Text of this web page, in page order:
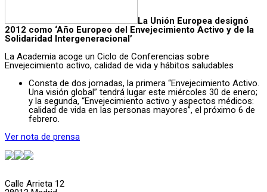
La Unión Europea designó
2012 como ‘Año Europeo del Envejecimiento Activo y de la
Solidaridad Intergeneracional’
La Academia acoge un Ciclo de Conferencias sobre
Envejecimiento activo, calidad de vida y hábitos saludables
Consta de dos jornadas, la primera “Envejecimiento Activo.
Una visión global” tendrá lugar este miércoles 30 de enero;
y la segunda, “Envejecimiento activo y aspectos médicos:
calidad de vida en las personas mayores”, el próximo 6 de
febrero.
Ver nota de prensa
Calle Arrieta 12